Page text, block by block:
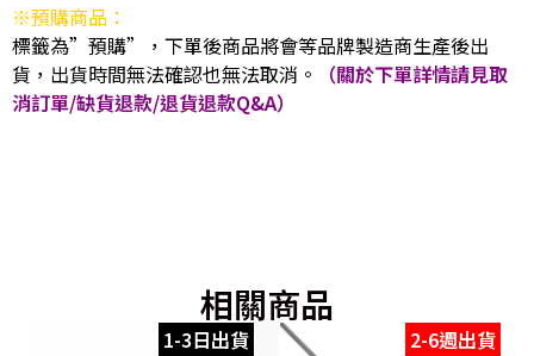
※預購商品：
標籤為”預購”，下單後商品將會等品牌製造商生產後出
貨，出貨時間無法確認也無法取消。
（關於下單詳情請見取
消訂單/缺貨退款/退貨退款Q&A）
相關商品
1-3日出貨 2-6週出貨